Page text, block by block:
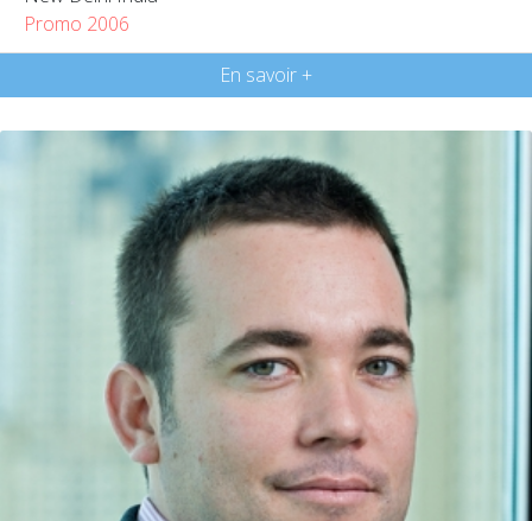
Promo 2006
En savoir +